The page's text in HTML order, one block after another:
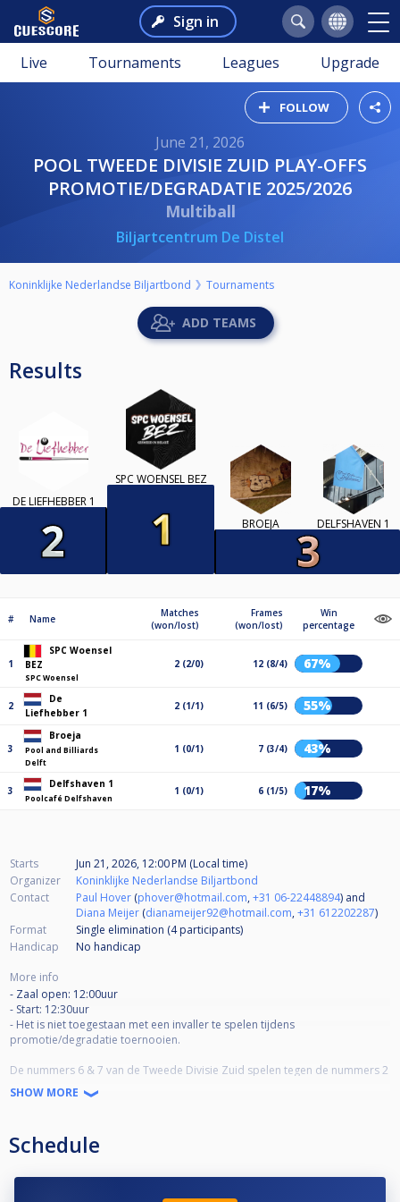
Sign in
Live Tournaments Leagues Upgrade
FOLLOW
June 21, 2026
POOL TWEEDE DIVISIE ZUID PLAY-OFFS
PROMOTIE/DEGRADATIE 2025/2026
Multiball
Biljartcentrum De Distel
Koninklijke Nederlandse Biljartbond Tournaments
ADD TEAMS
Results
DE LIEFHEBBER 1
SPC WOENSEL BEZ
BROEJA DELFSHAVEN 1
# Name
Matches
(won/lost)
Frames
(won/lost)
Win
percentage
1
SPC Woensel
BEZ
SPC Woensel
2 (2/0) 12 (8/4) 67%
2
De
Liefhebber 1
2 (1/1) 11 (6/5) 55%
3
Broeja
Pool and Billiards
Delft
1 (0/1) 7 (3/4) 43%
3
Delfshaven 1
Poolcafé Delfshaven
1 (0/1) 6 (1/5) 17%
Starts
Jun 21, 2026, 12:00 PM (Local time)
Organizer
Koninklijke Nederlandse Biljartbond
Contact
Paul Hover (phover@hotmail.com,+31 06-22448894) and
Diana Meijer (dianameijer92@hotmail.com,+31 612202287)
Format
Single elimination (4participants)
Handicap
No handicap
More info
- Zaal open: 12:00uur
- Start: 12:30uur
- Het is niet toegestaan met een invaller te spelen tijdens
promotie/degradatie toernooien.
De nummers 6 & 7 van de Tweede Divisie Zuid spelen tegen de nummers 2
van de Derde Divisie Zuid/Midden en Zuid/West in totaal 1 promotieplaats.
De winnaars van deze wedstrijden spelen vervolgens in de finale om een
worden in de Tweede Divisie.
volgende ronde.
SHOW MORE
Schedule